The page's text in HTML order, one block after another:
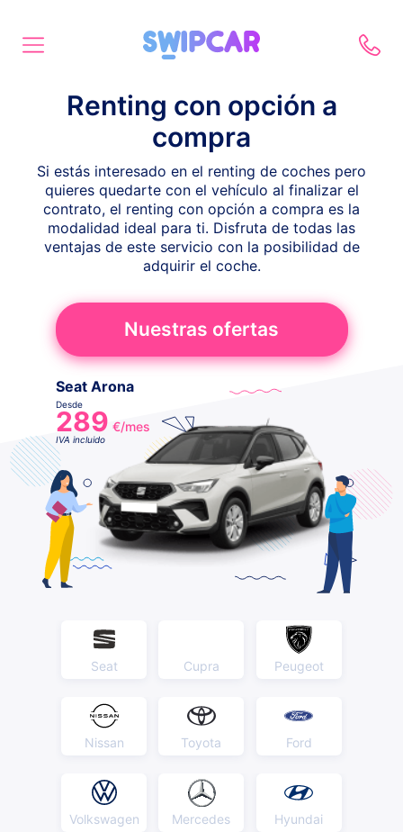
Renting con opción a
compra
Si estás interesado en el renting de coches pero
quieres quedarte con el vehículo al finalizar el
contrato, el renting con opción a compra es la
modalidad ideal para ti. Disfruta de todas las
ventajas de este servicio con la posibilidad de
adquirir el coche.
Nuestras ofertas
Seat Arona
Desde
289 €/mes
IVA incluido
Seat Cupra Peugeot
Nissan Toyota Ford
Volkswagen Mercedes Hyundai